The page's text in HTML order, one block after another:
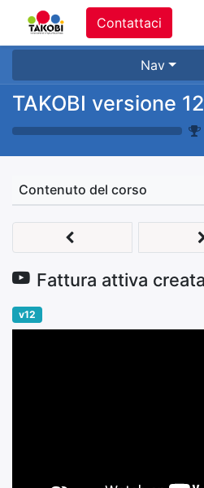
Contattaci
Nav
TAKOBI versione 12
Contenuto del corso
v12